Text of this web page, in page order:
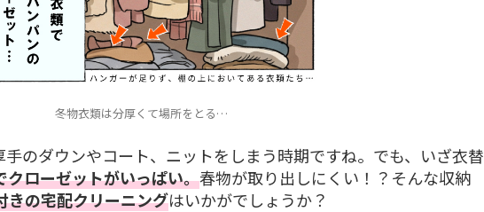
冬物衣類は分厚くて場所をとる…
のダウンやコート、ニットをしまう時期ですね。でも、いざ衣替
クローゼットがいっぱい。春物が取り出しにくい！？そんな収納
きの宅配クリーニングはいかがでしょうか？